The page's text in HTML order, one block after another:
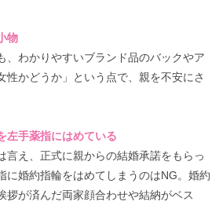
物
、わかりやすいブランド品のバックやア
性かどうか」という点で、親を不安にさ
手薬指にはめている
言え、正式に親からの結婚承諾をもらっ
に婚約指輪をはめてしまうのはNG。婚約
拶が済んだ両家顔合わせや結納がベス